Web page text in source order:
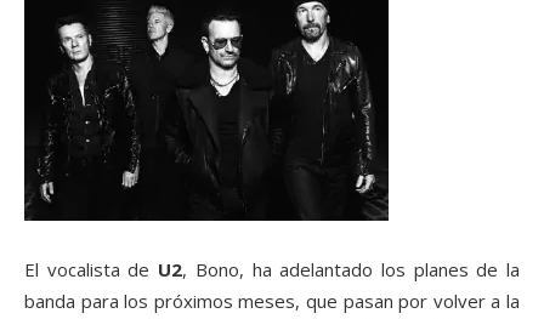
El vocalista de U2, Bono, ha adelantado los planes de la
banda para los próximos meses, que pasan por volver a la